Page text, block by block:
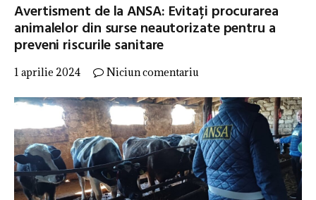
Avertisment de la ANSA: Evitați procurarea
animalelor din surse neautorizate pentru a
preveni riscurile sanitare
1 aprilie 2024 Niciun comentariu